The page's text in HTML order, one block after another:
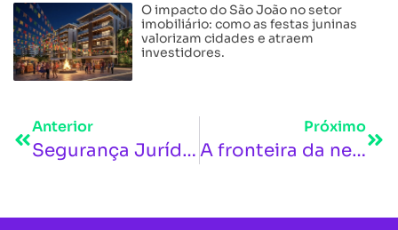
O impacto do São João no setor
imobiliário: como as festas juninas
valorizam cidades e atraem
investidores.
Anterior
Segurança Jurídica na Planta: O que você precisa saber sobre as obrigações das incorporadoras.
Próximo
A fronteira da neurociência no Mercado Imobiliário: transformando objeções em conexão.